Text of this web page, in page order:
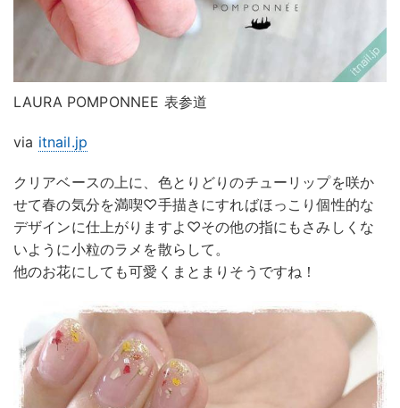
LAURA POMPONNEE 表参道
via itnail.jp
クリアベースの上に、色とりどりのチューリップを咲か
せて春の気分を満喫♡手描きにすればほっこり個性的な
デザインに仕上がりますよ♡その他の指にもさみしくな
いように小粒のラメを散らして。
他のお花にしても可愛くまとまりそうですね！